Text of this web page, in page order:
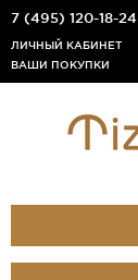
7 (495) 120-18-24
ЛИЧНЫЙ КАБИНЕТ
ВАШИ ПОКУПКИ